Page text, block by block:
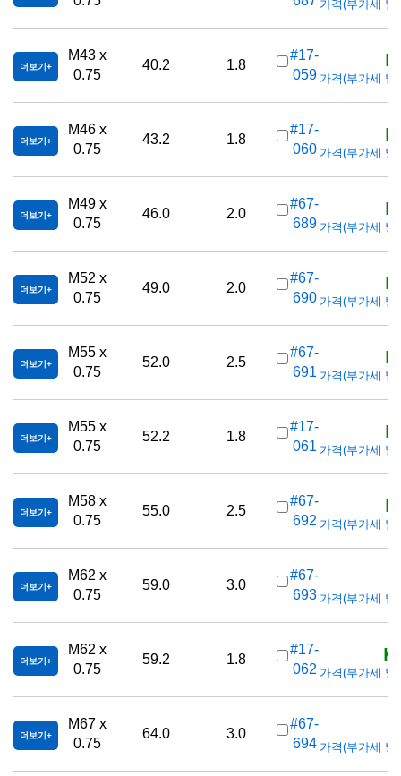
가격(부가세 별
더보기
M43 x
0.75
40.2 1.8
#17-
059 가격(부가세 별
더보기
M46 x
0.75
43.2 1.8
#17-
060 가격(부가세 별
더보기
M49 x
0.75
46.0 2.0
#67-
689 가격(부가세 별
더보기
M52 x
0.75
49.0 2.0
#67-
690 가격(부가세 별
더보기
M55 x
0.75
52.0 2.5
#67-
691 가격(부가세 별
더보기
M55 x
0.75
52.2 1.8
#17-
061 가격(부가세 별
더보기
M58 x
0.75
55.0 2.5
#67-
692 가격(부가세 별
더보기
M62 x
0.75
59.0 3.0
#67-
693 가격(부가세 별
더보기
M62 x
0.75
59.2 1.8
#17-
062 가격(부가세 별
더보기
M67 x
0.75
64.0 3.0
#67-
694 가격(부가세 별